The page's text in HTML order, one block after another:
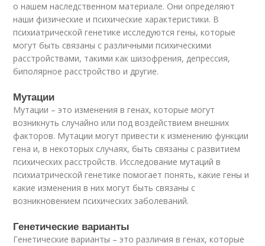
о нашем наследственном материале. Они определяют
наши физические и психические характеристики. В
психиатрической генетике исследуются гены, которые
могут быть связаны с различными психическими
расстройствами, такими как шизофрения, депрессия,
биполярное расстройство и другие.
Мутации
Мутации – это изменения в генах, которые могут
возникнуть случайно или под воздействием внешних
факторов. Мутации могут привести к изменению функции
гена и, в некоторых случаях, быть связаны с развитием
психических расстройств. Исследование мутаций в
психиатрической генетике помогает понять, какие гены и
какие изменения в них могут быть связаны с
возникновением психических заболеваний.
Генетические варианты
Генетические варианты – это различия в генах, которые